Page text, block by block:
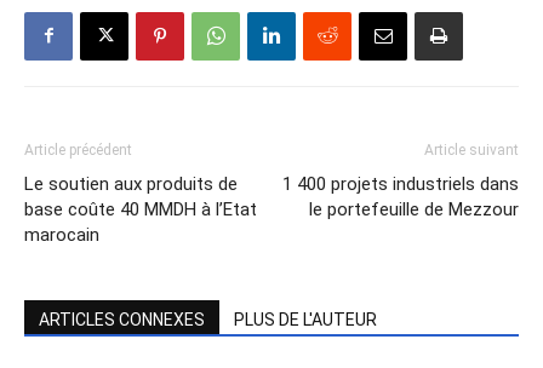
Article précédent
Le soutien aux produits de
base coûte 40 MMDH à l’Etat
marocain
Article suivant
1 400 projets industriels dans
le portefeuille de Mezzour
ARTICLES CONNEXES PLUS DE L'AUTEUR